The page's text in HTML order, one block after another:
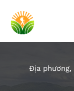
Địa phương,